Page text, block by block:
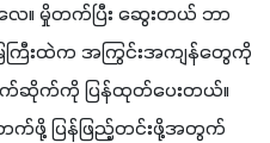
။ မှိုတက်ပြီး ဆွေးတယ် ဘာ
ကြီးထဲက အကြွင်းအကျန်တွေကို
ာက်ဆိုက်ကို ပြန်ထုတ်ပေးတယ်။
က်ဖို့ ပြန်ဖြည့်တင်းဖို့အတွက်